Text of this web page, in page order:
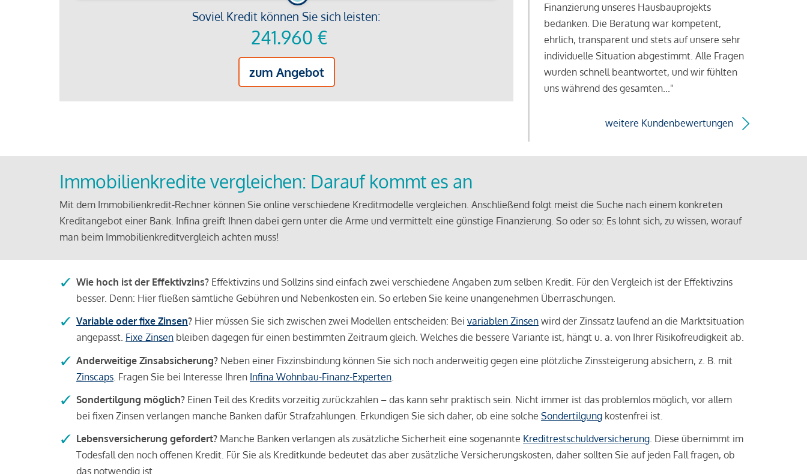
Soviel Kredit können Sie sich leisten:
241.960 €
zum Angebot
Finanzierung unseres Hausbauprojekts
bedanken. Die Beratung war kompetent,
ehrlich, transparent und stets auf unsere sehr
individuelle Situation abgestimmt. Alle Fragen
wurden schnell beantwortet, und wir fühlten
uns während des gesamten..."
weitere Kundenbewertungen
Immobilienkredite vergleichen: Darauf kommt es an
Mit dem Immobilienkredit-Rechner können Sie online verschiedene Kreditmodelle vergleichen. Anschließend folgt meist die Suche nach einem konkreten
Kreditangebot einer Bank. Infina greift Ihnen dabei gern unter die Arme und vermittelt eine günstige Finanzierung. So oder so: Es lohnt sich, zu wissen, worauf
man beim Immobilienkreditvergleich achten muss!
Wie hoch ist der Effektivzins? Effektivzins und Sollzins sind einfach zwei verschiedene Angaben zum selben Kredit. Für den Vergleich ist der Effektivzins
besser. Denn: Hier fließen sämtliche Gebühren und Nebenkosten ein. So erleben Sie keine unangenehmen Überraschungen.
Variable oder fixe Zinsen? Hier müssen Sie sich zwischen zwei Modellen entscheiden: Bei variablen Zinsen wird der Zinssatz laufend an die Marktsituation
angepasst. Fixe Zinsen bleiben dagegen für einen bestimmten Zeitraum gleich. Welches die bessere Variante ist, hängt u. a. von Ihrer Risikofreudigkeit ab.
Anderweitige Zinsabsicherung? Neben einer Fixzinsbindung können Sie sich noch anderweitig gegen eine plötzliche Zinssteigerung absichern, z. B. mit
Zinscaps . Fragen Sie bei Interesse Ihren Infina Wohnbau-Finanz-Experten
Sondertilgung möglich? Einen Teil des Kredits vorzeitig zurückzahlen – das kann sehr praktisch sein. Nicht immer ist das problemlos möglich, vor allem
bei fixen Zinsen verlangen manche Banken dafür Strafzahlungen. Erkundigen Sie sich daher, ob eine solche Sondertilgung kostenfrei ist.
Lebensversicherung gefordert? Manche Banken verlangen als zusätzliche Sicherheit eine sogenannte Kreditrestschuldversicherung . Diese übernimmt im
Todesfall den noch offenen Kredit. Für Sie als Kreditkunde bedeutet das aber zusätzliche Versicherungskosten, daher sollten Sie auf jeden Fall fragen, ob
das notwendig ist.